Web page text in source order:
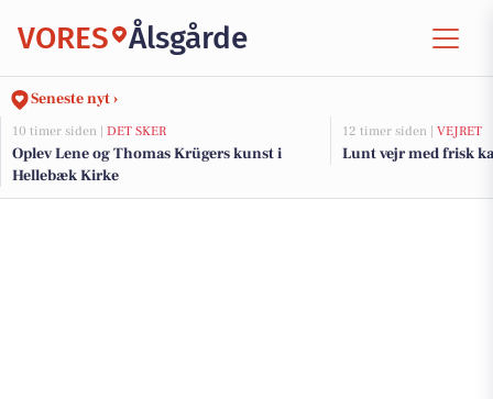
VORES Ålsgårde
Seneste nyt ›
10 timer siden | DET SKER
Oplev Lene og Thomas Krügers kunst i
Hellebæk Kirke
12 timer siden | VEJRET
Lunt vejr med frisk